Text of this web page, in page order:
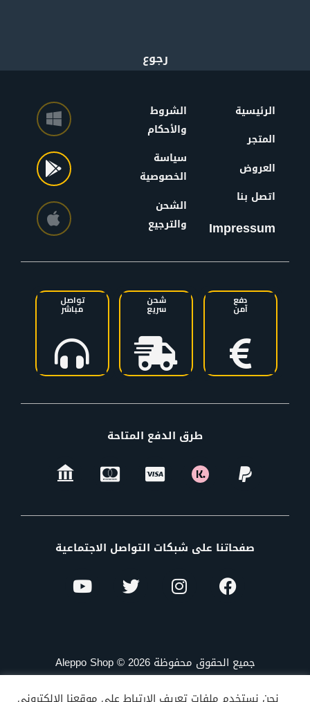
الرئيسية
المتجر
العروض
اتصل بنا
Impressum
الشروط
والأحكام
سياسة
الخصوصية
الشحن
والترجيع
دفع
آمن
شحن
سريع
تواصل
مباشر
طرق الدفع المتاحة
صفحاتنا على شبكات التواصل الاجتماعية
جميع الحقوق محفوظة Aleppo Shop © 2026